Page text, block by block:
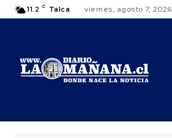
11.2 C Talca viernes, agosto 7, 2026